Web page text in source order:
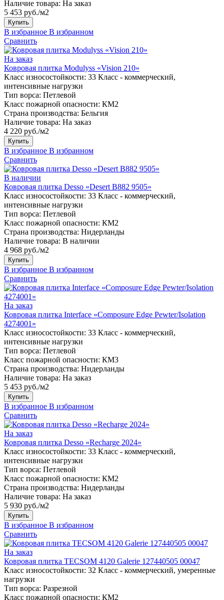
Наличие товара: На заказ
5 453 руб./м2
Купить
В избранное В избранном
Сравнить
На заказ
Ковровая плитка Modulyss «Vision 210»
Класс износостойкости: 33 Класс - коммерческий,
интенсивные нагрузки
Тип ворса: Петлевой
Класс пожарной опасности: КМ2
Страна производства: Бельгия
Наличие товара: На заказ
4 220 руб./м2
Купить
В избранное В избранном
Сравнить
В наличии
Ковровая плитка Desso «Desert B882 9505»
Класс износостойкости: 33 Класс - коммерческий,
интенсивные нагрузки
Тип ворса: Петлевой
Класс пожарной опасности: КМ2
Страна производства: Нидерланды
Наличие товара: В наличии
4 968 руб./м2
Купить
В избранное В избранном
Сравнить
На заказ
Ковровая плитка Interface «Composure Edge Pewter/Isolation
4274001»
Класс износостойкости: 33 Класс - коммерческий,
интенсивные нагрузки
Тип ворса: Петлевой
Класс пожарной опасности: КМ3
Страна производства: Нидерланды
Наличие товара: На заказ
5 453 руб./м2
Купить
В избранное В избранном
Сравнить
На заказ
Ковровая плитка Desso «Recharge 2024»
Класс износостойкости: 33 Класс - коммерческий,
интенсивные нагрузки
Тип ворса: Петлевой
Класс пожарной опасности: КМ2
Страна производства: Нидерланды
Наличие товара: На заказ
5 930 руб./м2
Купить
В избранное В избранном
Сравнить
На заказ
Ковровая плитка TECSOM 4120 Galerie 127440505 00047
Класс износостойкости: 32 Класс - коммерческий, умеренные
нагрузки
Тип ворса: Разрезной
Класс пожарной опасности: КМ2